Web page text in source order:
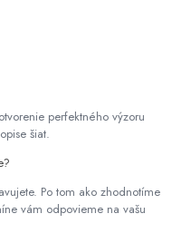
perfektného výzoru
šiat.
Po tom ako zhodnotíme
vám odpovieme na vašu